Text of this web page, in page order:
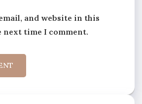
and website in this
time I comment.